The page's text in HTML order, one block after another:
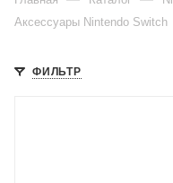
Аксессуары Nintendo Switch
ФИЛЬТР